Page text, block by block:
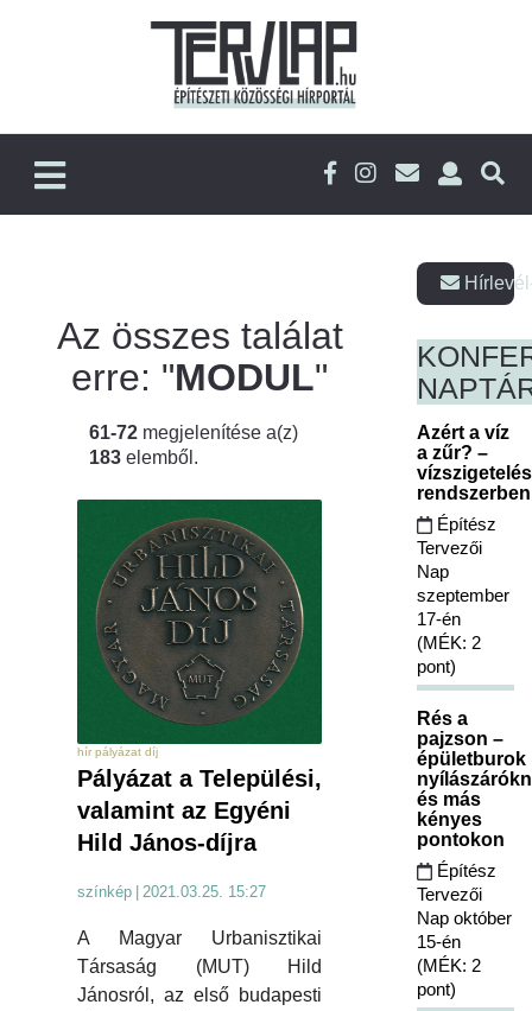
Az összes találat
erre: "MODUL"
61-72 megjelenítése a(z)
183 elemből.
hír pályázat díj
Pályázat a Települési,
valamint az Egyéni
Hild János-díjra
színkép 2021.03.25. 15:27
A Magyar Urbanisztikai
Társaság (MUT) Hild
Jánosról, az első budapesti
Azért a víz
a zűr? –
Építész
Tervezői
Nap
szeptember
17-én
(MÉK: 2
pont)
Rés a
pajzson –
épületburok
és más
kényes
pontokon
Építész
Tervezői
Nap október
15-én
(MÉK: 2
pont)